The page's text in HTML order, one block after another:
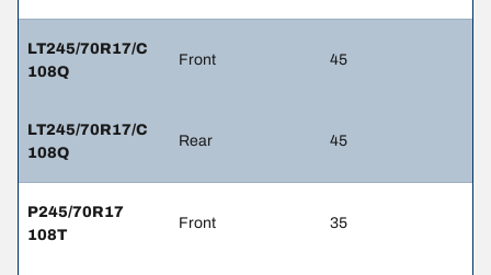
LT245/70R17/C
108Q
Front 45
LT245/70R17/C
108Q
Rear 45
P245/70R17
108T
Front 35